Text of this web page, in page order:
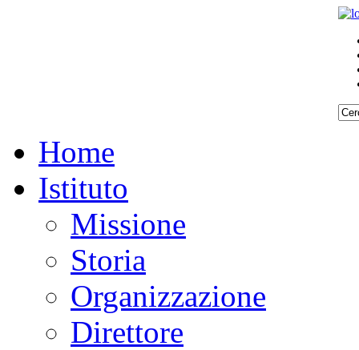
Home
Istituto
Missione
Storia
Organizzazione
Direttore